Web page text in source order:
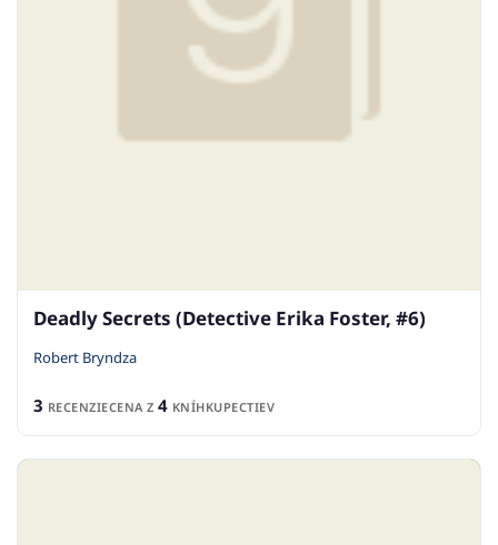
Deadly Secrets (Detective Erika Foster, #6)
Robert Bryndza
3 RECENZIECENA Z 4 KNÍHKUPECTIEV